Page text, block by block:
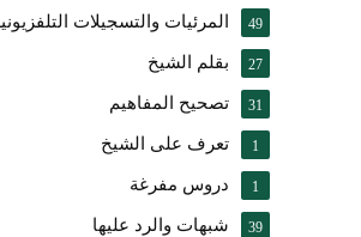
المرئيات والتسجيلات 49
بقلم الشيخ 27
تصحيح المفاهيم 31
تعرف على الشيخ 1
دروس مفرغة 1
شبهات والرد عليها 39